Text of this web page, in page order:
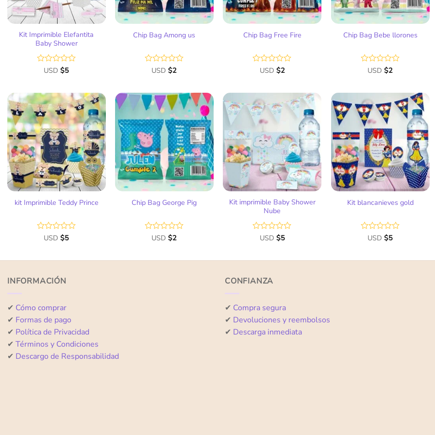
Kit Imprimible Elefantita
Baby Shower
Valorado
de
5
USD$5
Chip Bag Among us
Valorado
de
USD$2
Chip Bag Free Fire
Valorado
de
5
USD $2
Chip Bag Bebe llorones
Valorado
de
5
USD$2
Añadir
a la
lista
de
deseos
kit Imprimible Teddy Prince
Valorado
de
USD$5
Añadir
a la
lista
de
deseos
Chip Bag George Pig
Valorado
de
USD$2
Añadir
a la
lista
de
deseos
Kit imprimible Baby Shower
Nube
Valorado
de
USD $5
Añadir
a la
lista
de
deseos
Kit blancanieves gold
Valorado
de
USD$5
INFORMACIÓN
✔ Cómo comprar
✔ Formas de pago
✔ Política de Privacidad
✔ Términos y Condiciones
✔ Descargo de Responsabilidad
CONFIANZA
✔ Compra segura
✔ Devoluciones y reembolsos
✔ Descarga inmediata